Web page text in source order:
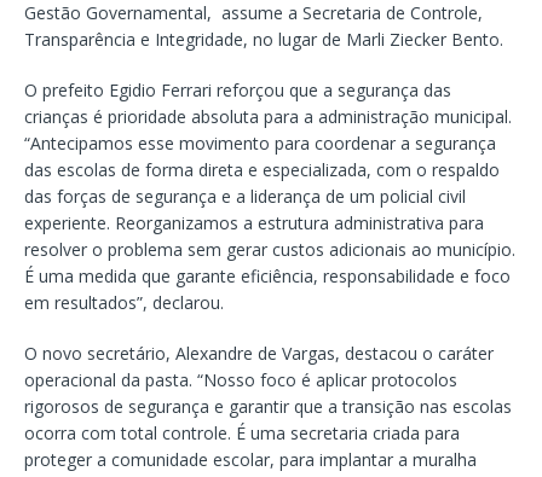
Gestão Governamental, assume a Secretaria de Controle,
Transparência e Integridade, no lugar de Marli Ziecker Bento.
O prefeito Egidio Ferrari reforçou que a segurança das
crianças é prioridade absoluta para a administração municipal.
“Antecipamos esse movimento para coordenar a segurança
das escolas de forma direta e especializada, com o respaldo
das forças de segurança e a liderança de um policial civil
experiente. Reorganizamos a estrutura administrativa para
resolver o problema sem gerar custos adicionais ao município.
É uma medida que garante eficiência, responsabilidade e foco
em resultados”, declarou.
O novo secretário, Alexandre de Vargas, destacou o caráter
operacional da pasta. “Nosso foco é aplicar protocolos
rigorosos de segurança e garantir que a transição nas escolas
ocorra com total controle. É uma secretaria criada para
proteger a comunidade escolar, para implantar a muralha